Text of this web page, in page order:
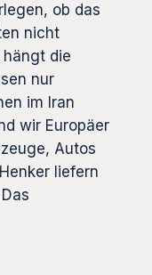
ob das
nicht
die
nur
im Iran
wir Europäer
Autos
liefern